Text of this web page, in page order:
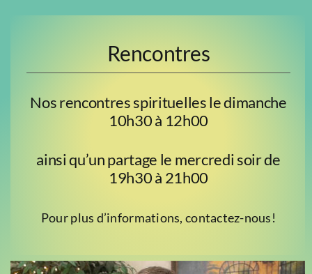
Rencontres
Nos rencontres spirituelles le dimanche
10h30 à 12h00
ainsi qu’un partage le mercredi soir de
19h30 à 21h00
Pour plus d’informations, contactez-nous!